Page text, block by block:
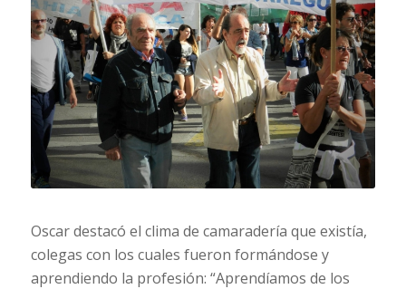
Oscar destacó el clima de camaradería que existía,
colegas con los cuales fueron formándose y
aprendiendo la profesión: “Aprendíamos de los